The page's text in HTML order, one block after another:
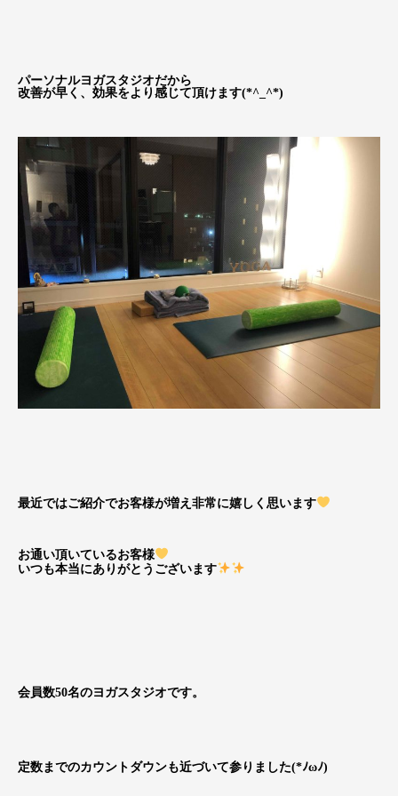
パーソナルヨガスタジオだから
改善が早く、効果をより感じて頂けます(*^_^*)
最近ではご紹介でお客様が増え非常に嬉しく思います
お通い頂いているお客様
いつも本当にありがとうございます
会員数50名のヨガスタジオです。
定数までのカウントダウンも近づいて参りました(*ﾉωﾉ)